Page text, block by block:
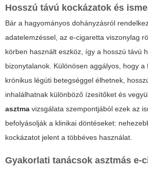
Hosszú távú kockázatok és
Bár a hagyományos dohányzásról
adatelemzéssel, az e-cigaretta viszonylag
körben használt eszköz, így a hosszú távú
bizonytalanok. Különösen aggályos, hogy a
krónikus légúti betegséggel élhetnek,
inhalálhatnak különböző ízesítőket és
asztma vizsgálata szempontjából ezek az
befolyásolják a klinikai döntéseket:
kockázatot jelent a többéves használat.
Gyakorlati tanácsok asztmás e-